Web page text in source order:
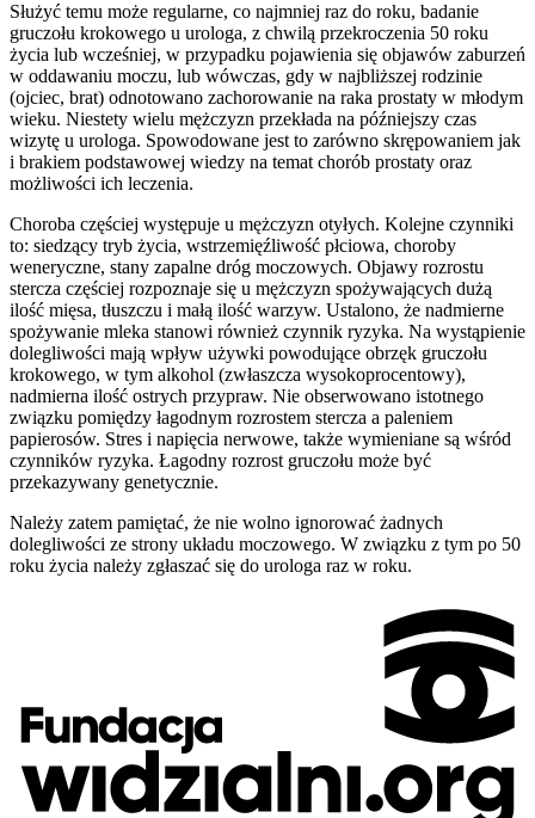
Służyć temu może regularne, co najmniej raz do roku, badanie
gruczołu krokowego u urologa, z chwilą przekroczenia 50 roku
życia lub wcześniej, w przypadku pojawienia się objawów zaburzeń
w oddawaniu moczu, lub wówczas, gdy w najbliższej rodzinie
(ojciec, brat) odnotowano zachorowanie na raka prostaty w młodym
wieku. Niestety wielu mężczyzn przekłada na późniejszy czas
wizytę u urologa. Spowodowane jest to zarówno skrępowaniem jak
i brakiem podstawowej wiedzy na temat chorób prostaty oraz
możliwości ich leczenia.
Choroba częściej występuje u mężczyzn otyłych. Kolejne czynniki
to: siedzący tryb życia, wstrzemięźliwość płciowa, choroby
weneryczne, stany zapalne dróg moczowych. Objawy rozrostu
stercza częściej rozpoznaje się u mężczyzn spożywających dużą
ilość mięsa, tłuszczu i małą ilość warzyw. Ustalono, że nadmierne
spożywanie mleka stanowi również czynnik ryzyka. Na wystąpienie
dolegliwości mają wpływ używki powodujące obrzęk gruczołu
krokowego, w tym alkohol (zwłaszcza wysokoprocentowy),
nadmierna ilość ostrych przypraw. Nie obserwowano istotnego
związku pomiędzy łagodnym rozrostem stercza a paleniem
papierosów. Stres i napięcia nerwowe, także wymieniane są wśród
czynników ryzyka. Łagodny rozrost gruczołu może być
przekazywany genetycznie.
Należy zatem pamiętać, że nie wolno ignorować żadnych
dolegliwości ze strony układu moczowego. W związku z tym po 50
roku życia należy zgłaszać się do urologa raz w roku.